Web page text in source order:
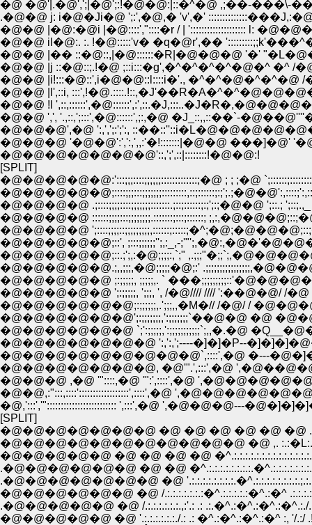
�@ �@'|.�@',';|�@';:!�@�@:|::�^�@ ,;��-���\-
.�@�@ j: i�@�Ji�@ ';:',�@,� 'v',�'
�@�@ |�@:�@i |�@::::',"::::�r / | ':::::::::::::::::::: l:
�@�@ il�@:. :. !�@:::::'v� �q�@r',��
�@�@ |�� ::�@::,|�@::::::�R|�@�@�@ '�'
�@�@ |j ::�@::;.!�@ ;::i:::�g',�^�^�^�^�@�^ �^ /
�@�@ |i!:::�@::',i�@�@::l::::i�'., �^�^�@�^�^�@
�@�@ |l',::i,
�@�@ !l
�@�@ ',', '.,::,';:::',�@::::::',;:,�@ �J_::,,::��`-
�@�@�@',�@ ':,',';:';':,
�@�@�@ '�@�@':',':,',,:'�!:::::::|�@�@ ���]�@'
�@�@�@�@�@�@�@'::,';',::|::::::::!�@�@:!
[SPLIT]
�@�@�@�@�@:':::;;;::::;;;;;;:::::::::::::;�@ ; ; ;�@
�@�@�@�@ .;::::;;;;::::;;;;;;;:::::::.;::;::::::;:;';:;�@�@ ';::.; ';::;.,_
�@�@�@�@ ::::::;;;;:::;;;;;;;;.:::::::;:::;::::::;
�@�@�@�@
�@�@�@�@�@;::', ;:::;;;;;;'';,:_,-
�@�@�@�@�@;::.;';,:�@;;;;:,`;"
�@�@�@�@�@.;,,;;;,�@;;;;;�@;:'
�@�@�@�@�@ ;:;;;;;, ;;;;;,. `
�@�@�@�@�@ ';:;;;;;, ';;;, ', /�@//// //// ':��@�@/ /�@ /
�@�@�@�@�@�@;:;;;;;;,.';;;,,�M�// /�@/ /
�@�@�@�@�@�@';:;;;;;;;,':;;;;;;;`��@�@ �@
�@�@�@�@�@�@ `;':;;;;;,':;;;;;;;;;;;`;,,�.�@
�@�@�@�@�@�@�@ ':,':,';----�]�]�P--
�@�@�@�@�@�@�@�@�@`,::::',�@ �---
�@�@�@�@�@�@�@, �@'".',:::',�@
�@�@�@ ,�@ '"::::,�@ '":',::::',�@
�@�@,:":::,::::'::::::::::::::::::',::::',�@
�@,':::','"::::::::::::::::::::::::: ',:::',�@ ',�@�@�@---
[SPLIT]
�@�@�@�@�@�@�@ �@ �@ �@ �@ �@
�@�@�@�@�@�@�@�@�@�@�@ �@ ,.
�@�@�@�@�@ �@ �@ �@ �@
.�@�@�@�@�@�@ �@ �@
.�@�@�@�@�@�@�@ �@
�@�@�@�@�@�@ �@ /.:.:.:.:.:.:.:�^.:.:.:.:.:�^.:�^
.�@�@�@�@�@ �@ /.:.:.:.:.:.:.,:'.: .:
�@�@�@�@�@ �@ '.:.:.:.:.:.:./.: .: �^.:�^.:�^.:�^ :, '/